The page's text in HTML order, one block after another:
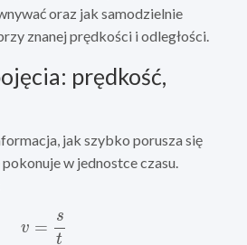
oraz jak samodzielnie
znanej prędkości i odległości.
prędkość,
jak szybko porusza się
w jednostce czasu.
t